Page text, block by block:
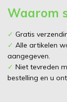
Waarom
✓ Gratis
✓ Alle artikelen
aangegeven.
✓ Niet tevreden
bestelling en u